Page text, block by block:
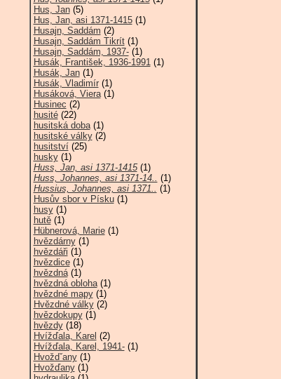
Hus, Jan(5)
Hus, Jan, asi 1371-1415(1)
Husajn, Saddám (2)
Husajn, Saddám Tikrít(1)
Husajn, Saddám, 1937-(1)
Husák, František, 1936-1991(1)
Husák, Jan(1)
Husák, Vladimír(1)
Husáková, Viera(1)
Husinec (2)
husité(22)
husitská doba(1)
husitské války(2)
husitství(25)
husky(1)
Huss, Jan, asi 1371-1415(1)
Huss, Johannes, asi 1371-14.. (1)
Hussius, Johannes, asi 1371.. (1)
Husův sbor v Písku(1)
husy(1)
hutě(1)
Hübnerová, Marie(1)
hvězdárny(1)
hvězdáři (1)
hvězdice(1)
hvězdná(1)
hvězdná obloha(1)
hvězdné mapy(1)
Hvězdné války(2)
hvězdokupy(1)
hvězdy(18)
Hvížďala, Karel (2)
Hvížďala, Karel, 1941-(1)
Hvoždˇany(1)
Hvožďany(1)